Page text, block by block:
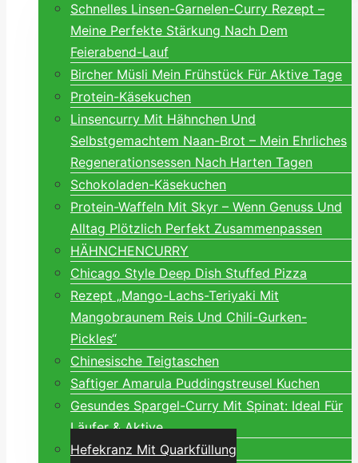
Schnelles Linsen-Garnelen-Curry Rezept –
Meine Perfekte Stärkung Nach Dem
Feierabend-Lauf
Bircher Müsli Mein Frühstück Für Aktive Tage
Protein-Käsekuchen
Linsencurry Mit Hähnchen Und
Selbstgemachtem Naan-Brot – Mein Ehrliches
Regenerationsessen Nach Harten Tagen
Schokoladen-Käsekuchen
Protein-Waffeln Mit Skyr – Wenn Genuss Und
Alltag Plötzlich Perfekt Zusammenpassen
HÄHNCHENCURRY
Chicago Style Deep Dish Stuffed Pizza
Rezept „Mango-Lachs-Teriyaki Mit
Mangobraunem Reis Und Chili-Gurken-
Pickles“
Chinesische Teigtaschen
Saftiger Amarula Puddingstreusel Kuchen
Gesundes Spargel-Curry Mit Spinat: Ideal Für
Läufer & Aktive
Hefekranz Mit Quarkfüllung